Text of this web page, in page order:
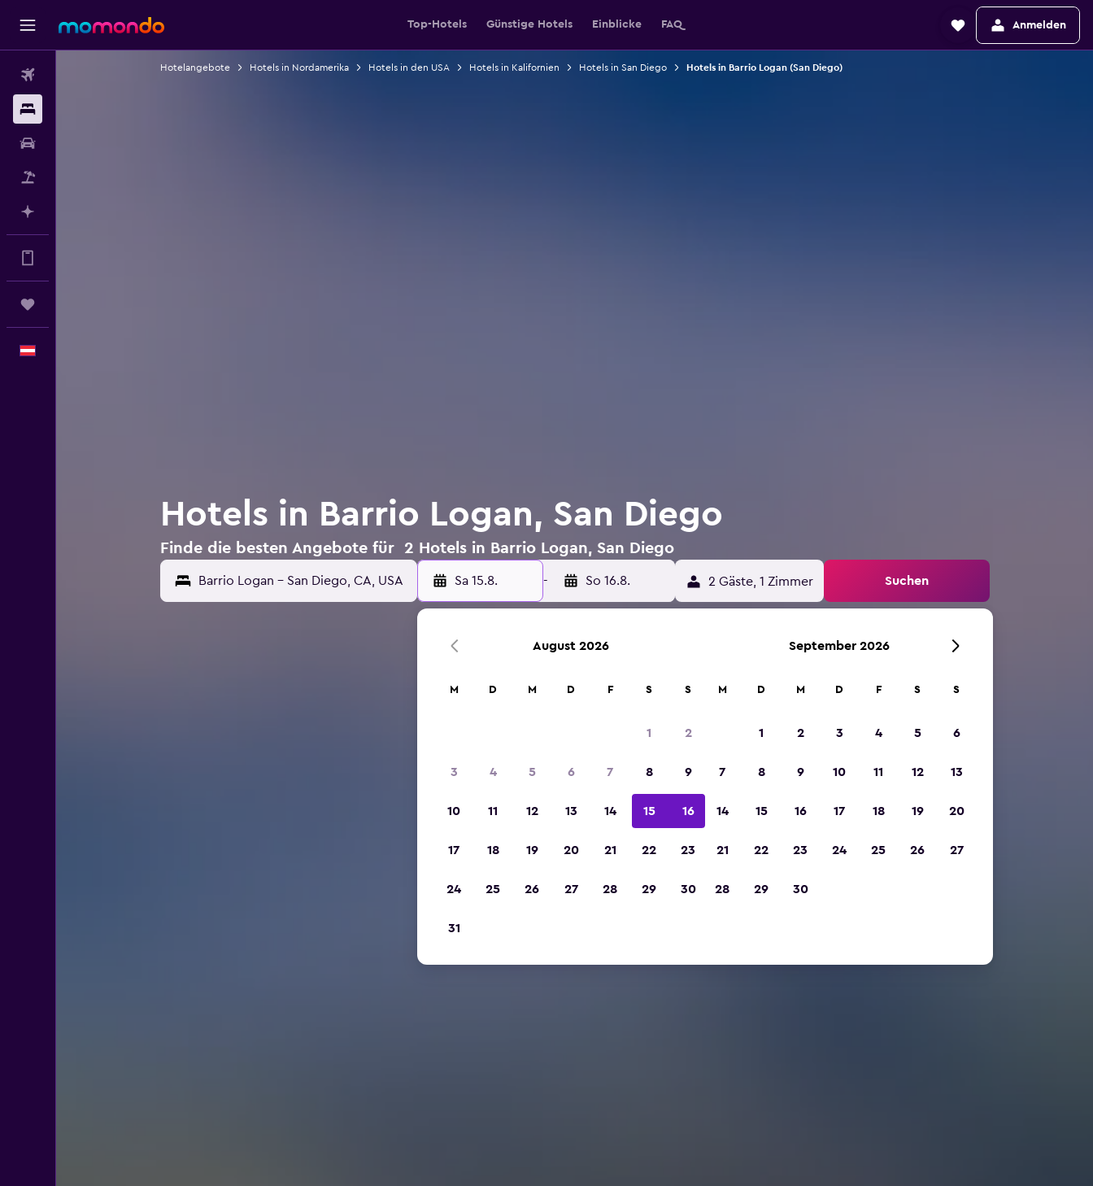
Top-Hotels Günstige Hotels Einblicke FAQ Anmelden
Hotelangebote Hotels in Nordamerika Hotels in den USA Hotels in Kalifornien Hotels in San Diego Hotels in Barrio Logan (San Diego)
Hotels in Barrio Logan, San Diego
Finde die besten Angebote für 2 Hotels in Barrio Logan, San Diego
Barrio Logan - San Diego, CA, USA Sa 15.8. - So 16.8. 2 Gäste, 1 Zimmer Suchen
August 2026
M D M D F S S
1 2
3 4 5 6 7 8 9
10 11 12 13 14 15 16
17 18 19 20 21 22 23
24 25 26 27 28 29 30
31
September 2026
M D M D F S S
1 2 3 4 5 6
7 8 9 10 11 12 13
14 15 16 17 18 19 20
21 22 23 24 25 26 27
28 29 30